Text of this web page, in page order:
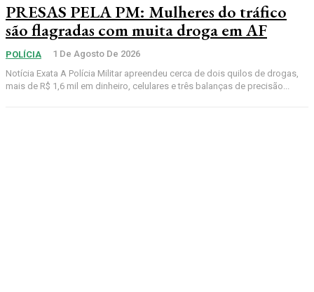
PRESAS PELA PM: Mulheres do tráfico
são flagradas com muita droga em AF
POLÍCIA
1 De Agosto De 2026
Notícia Exata A Polícia Militar apreendeu cerca de dois quilos de drogas,
mais de R$ 1,6 mil em dinheiro, celulares e três balanças de precisão...